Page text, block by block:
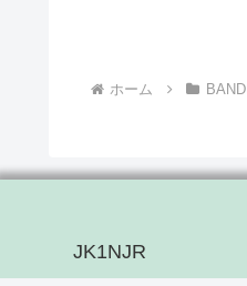
ホーム BAND
JK1NJR